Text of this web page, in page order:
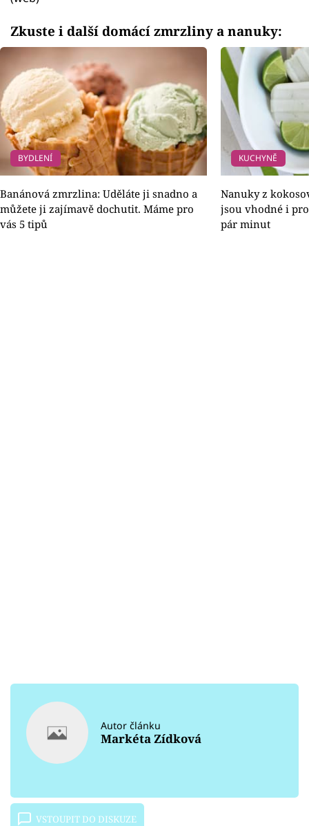
Zkuste i další domácí zmrzliny a nanuky:
BYDLENÍ
Banánová zmrzlina: Uděláte ji snadno a
můžete ji zajímavě dochutit. Máme pro
vás 5 tipů
KUCHYNĚ
Nanuky z
jsou vhodné i
pár minut
Autor článku
Markéta Zídková
VSTOUPIT DO DISKUZE